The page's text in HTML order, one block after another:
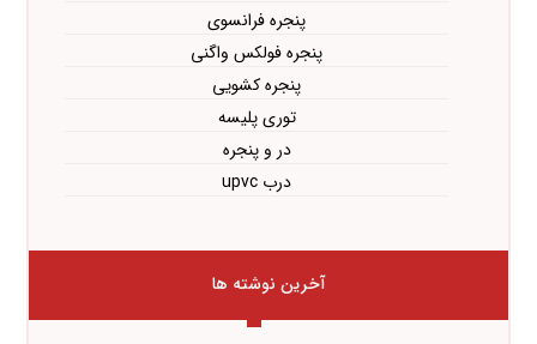
پنجره فرانسوی
پنجره فولکس واگنی
پنجره کشویی
توری پلیسه
در و پنجره
درب upvc
آخرین نوشته ها